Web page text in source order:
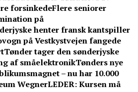
forsinkedeFlere seniorer
på
henter fransk kantspiller
på Vestkystvejen fangede
Tønder tager den sønderjyske
af småelektronikTønders nye
– nu har 10.000
WegnerLEDER: Kursen må